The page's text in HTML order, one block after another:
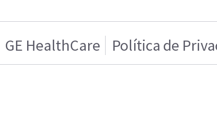
GE HealthCare Política de